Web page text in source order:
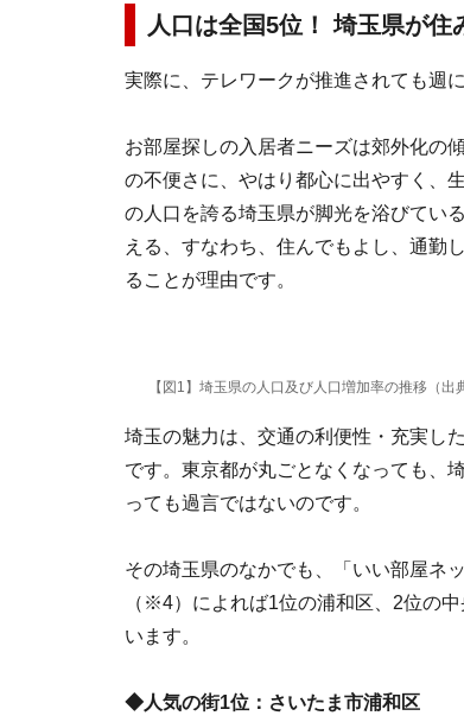
人口は全国5位！ 埼玉県が住
実際に、テレワークが推進されても週
お部屋探しの入居者ニーズは郊外化の
の不便さに、やはり都心に出やすく、
の人口を誇る埼玉県が脚光を浴びてい
える、すなわち、住んでもよし、通勤
ることが理由です。
【図1】埼玉県の人口及び人口増加率の推移（
埼玉の魅力は、交通の利便性・充実し
です。東京都が丸ごとなくなっても、
っても過言ではないのです。
その埼玉県のなかでも、「いい部屋ネ
（※4）によれば1位の浦和区、2位の
います。
◆人気の街1位：さいたま市浦和区